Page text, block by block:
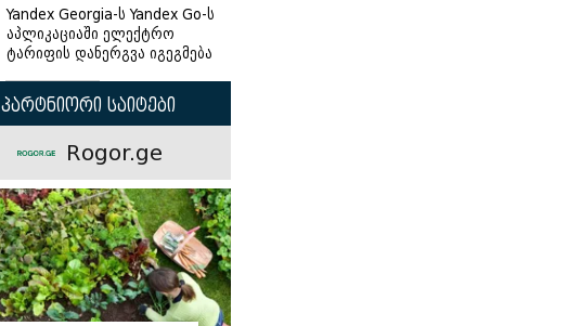
Yandex Georgia-ს Yandex Go-ს
აპლიკაციაში ელექტრო
ტარიფის დანერგვა იგეგმება
პარტნიორი საიტები
Rogor.ge